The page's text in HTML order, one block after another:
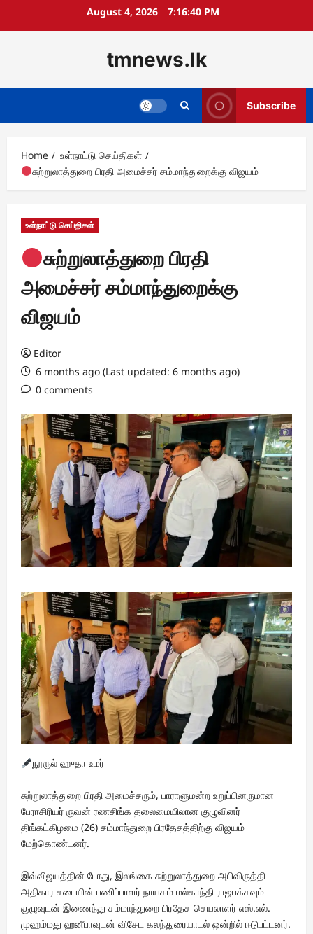
August 4, 2026 7:16:41 PM
tmnews.lk
Subscribe
Home
உள்நாட்டு செய்திகள்
சுற்றுலாத்துறை பிரதி அமைச்சர் சம்மாந்துறைக்கு விஜயம்
உள்நாட்டு செய்திகள்
சுற்றுலாத்துறை பிரதி
அமைச்சர் சம்மாந்துறைக்கு
விஜயம்
Editor
6 months ago (Last updated: 6 months ago)
0 comments
நூருல் ஹுதா உமர்
சுற்றுலாத்துறை பிரதி அமைச்சரும், பாராளுமன்ற உறுப்பினருமான
பேராசிரியர் ருவன் ரணசிங்க தலைமையிலான குழுவினர்
திங்கட்கிழமை (26) சம்மாந்துறை பிரதேசத்திற்கு விஜயம்
மேற்கொண்டனர்.
இவ்விஜயத்தின் போது, இலங்கை சுற்றுலாத்துறை அபிவிருத்தி
அதிகார சபையின் பணிப்பாளர் நாயகம் மல்காந்தி ராஜபக்சவும்
குழுவுடன் இணைந்து சம்மாந்துறை பிரதேச செயலாளர் எஸ்.எல்.
முஹம்மது ஹனீபாவுடன் விசேட கலந்துரையாடல் ஒன்றில் ஈடுபட்டனர்.